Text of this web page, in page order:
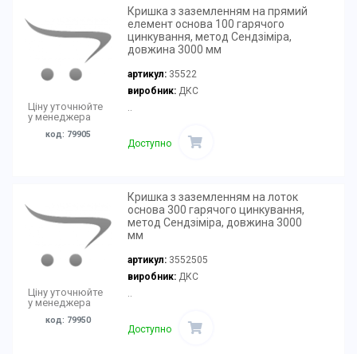
Ціну уточнюйте
у менеджера
код: 79905
Кришка з заземленням на прямий
елемент основа 100 гарячого
цинкування, метод Сендзіміра,
довжина 3000 мм
артикул: 35522
виробник:ДКС
..
Доступно
Ціну уточнюйте
у менеджера
код: 79950
Кришка з заземленням на лоток
основа 300 гарячого цинкування,
метод Сендзіміра, довжина 3000
мм
артикул: 3552505
виробник:ДКС
..
Доступно